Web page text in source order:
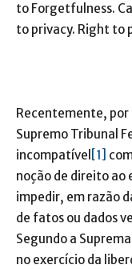
to Forgetfulness.
to privacy. Right to
Recentemente,
Supremo Tribunal
incompatível
[1]
noção de direito ao
impedir, em razão
de fatos ou dados
Segundo a
no exercício da